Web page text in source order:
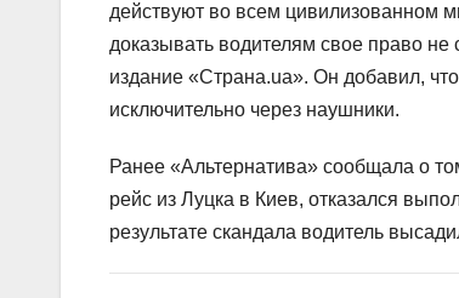
действуют во всем цивилизованном
доказывать водителям свое право не
издание «Страна.ua». Он добавил,
исключительно через наушники.
Ранее «Альтернатива» сообщала о
рейс из Луцка в Киев, отказался
результате скандала водитель